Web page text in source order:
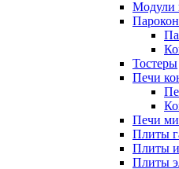
Модули
Тостеры
Печи
Печи
Плиты
Плиты
Плиты